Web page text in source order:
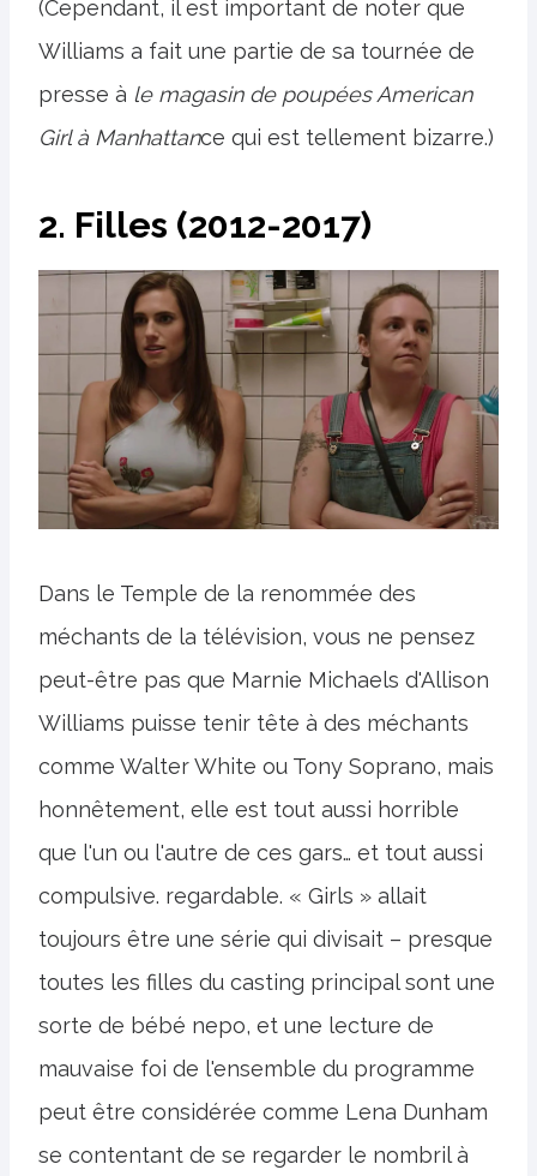
(Cependant, il est important de noter que
Williams a fait une partie de sa tournée de
presse à le magasin de poupées American
Girl à Manhattance qui est tellement bizarre.)
2. Filles (2012-2017)
Dans le Temple de la renommée des
méchants de la télévision, vous ne pensez
peut-être pas que Marnie Michaels d'Allison
Williams puisse tenir tête à des méchants
comme Walter White ou Tony Soprano, mais
honnêtement, elle est tout aussi horrible
que l'un ou l'autre de ces gars… et tout aussi
compulsive. regardable. « Girls » allait
toujours être une série qui divisait – presque
toutes les filles du casting principal sont une
sorte de bébé nepo, et une lecture de
mauvaise foi de l'ensemble du programme
peut être considérée comme Lena Dunham
se contentant de se regarder le nombril à